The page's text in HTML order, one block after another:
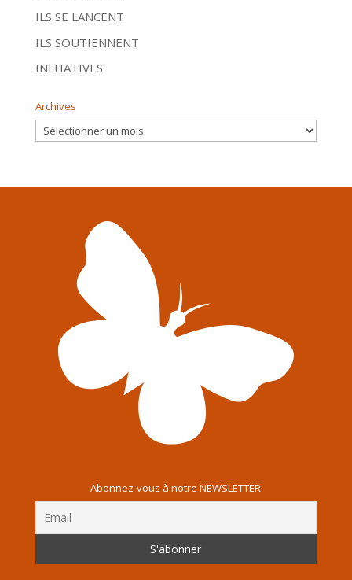
ILS SE LANCENT
ILS SOUTIENNENT
INITIATIVES
Archives
Archives
Abonnez-vous à notre NEWSLETTER